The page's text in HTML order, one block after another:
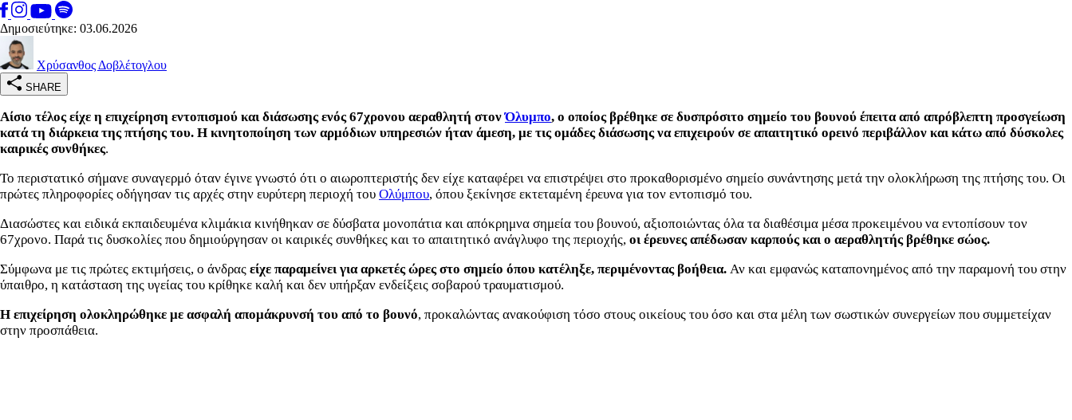
Δημοσιεύτηκε: 03.06.2026
Χρύσανθος Δοβλέτογλου
SHARE
Αίσιο τέλος είχε η επιχείρηση εντοπισμού και διάσωσης ενός 67χρονου αεραθλητή στονΌλυμπο, ο οποίος βρέθηκε σε δυσπρόσιτο σημείο του βουνού έπειτα από απρόβλεπτη προσγείωση
κατά τη διάρκεια της πτήσης του. Η κινητοποίηση των αρμόδιων υπηρεσιών ήταν άμεση, με τις ομάδες διάσωσης να επιχειρούν σε απαιτητικό ορεινό περιβάλλον και κάτω από δύσκολες
καιρικές συνθήκες.
Το περιστατικό σήμανε συναγερμό όταν έγινε γνωστό ότι ο αιωροπτεριστής δεν είχε καταφέρει να επιστρέψει στο προκαθορισμένο σημείο συνάντησης μετά την ολοκλήρωση της πτήσης του. Οι
πρώτες πληροφορίες οδήγησαν τις αρχές στην ευρύτερη περιοχή του Ολύμπου, όπου ξεκίνησε εκτεταμένη έρευνα για τον εντοπισμό του.
Διασώστες και ειδικά εκπαιδευμένα κλιμάκια κινήθηκαν σε δύσβατα μονοπάτια και απόκρημνα σημεία του βουνού, αξιοποιώντας όλα τα διαθέσιμα μέσα προκειμένου να εντοπίσουν τον
67χρονο. Παρά τις δυσκολίες που δημιούργησαν οι καιρικές συνθήκες και το απαιτητικό ανάγλυφο της περιοχής, οι έρευνες απέδωσαν καρπούς και ο αεραθλητής βρέθηκε σώος.
Σύμφωνα με τις πρώτες εκτιμήσεις, ο άνδρας είχε παραμείνει για αρκετές ώρες στο σημείο όπου κατέληξε, περιμένοντας βοήθεια. Αν και εμφανώς καταπονημένος από την παραμονή του στην
ύπαιθρο, η κατάσταση της υγείας του κρίθηκε καλή και δεν υπήρξαν ενδείξεις σοβαρού τραυματισμού.
Η επιχείρηση ολοκληρώθηκε με ασφαλή απομάκρυνσή του από το βουνό, προκαλώντας ανακούφιση τόσο στους οικείους του όσο και στα μέλη των σωστικών συνεργείων που συμμετείχαν
στην προσπάθεια.